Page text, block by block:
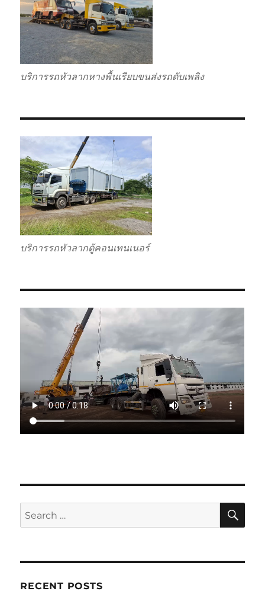
บริการรถหัวลากหางพื้นเรียบขนส่งรถดับเพลิง
บริการรถหัวลากตู้คอนเทนเนอร์
Search
for:
RECENT POSTS